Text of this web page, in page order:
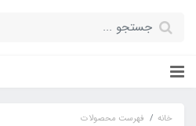
خانه
فهرست محصولات